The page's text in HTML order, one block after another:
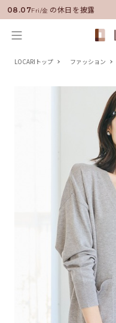
08.07Fri/金
！いい男の休日を披露
LOCARIトップ ファッション